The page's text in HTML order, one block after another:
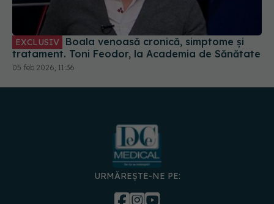
EXCLUSIV
tratament. Toni Feodor, la Academia de Sănătate
05 feb 2026, 11:36
URMĂREȘTE-NE PE: